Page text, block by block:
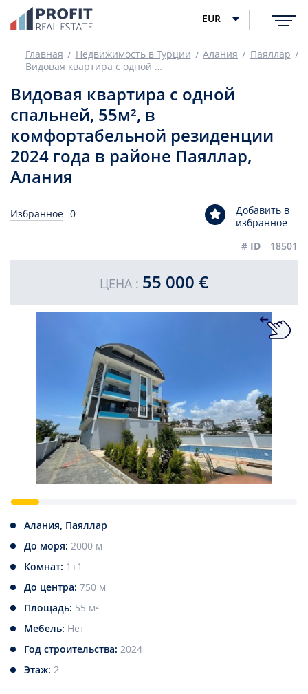
EUR
Главная Недвижимость в Турции Алания
Паяллар
Видовая квартира с одной спальней, 55м², в комфортабельной резиденции 2024 года в районе Паяллар, Алания
Видовая квартира с одной
спальней, 55м², в
комфортабельной резиденции
2024 года в районе Паяллар,
Алания
Избранное 0
Добавить в
избранное
# ID
18501
ЦЕНА : 55 000 €
Алания, Паяллар
До моря: 2000 м
Комнат: 1+1
До центра: 750 м
Площадь: 55 м²
Мебель: Нет
Год строительства: 2024
Этаж: 2